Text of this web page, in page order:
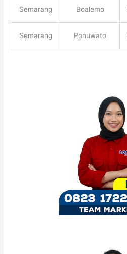
Semarang Boalemo
Semarang Pohuwato